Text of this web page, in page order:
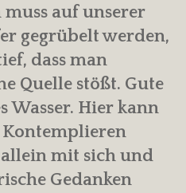
auf unserer
gegrübelt werden,
dass man
Quelle stößt. Gute
Wasser. Hier kann
Kontemplieren
allein mit sich und
Gedanken